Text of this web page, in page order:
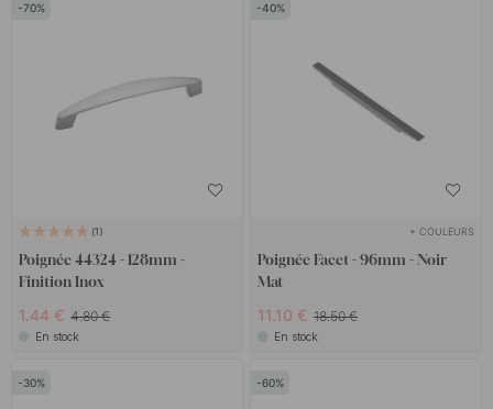
70
1
Poignée 44324 - 128mm -
Finition Inox
1.44 € 4.80 €
En stock
40
+ COULEURS
Poignée Facet - 96mm - Noir
Mat
11.10 € 18.50 €
En stock
30 60